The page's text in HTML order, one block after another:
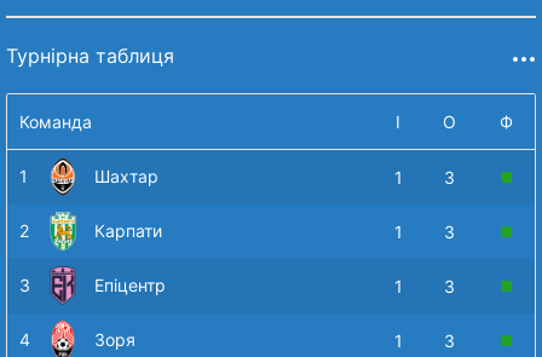
Турнірна таблиця
Команда І О Ф
1 Шахтар 1 3
2 Карпати 1 3
3 Епіцентр 1 3
4 Зоря 1 3